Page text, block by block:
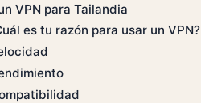
VPN para Tailandia
es tu razón para usar un VPN?